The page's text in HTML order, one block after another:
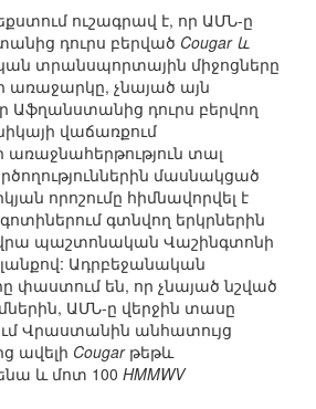
ուշագրավ է, որ ԱՄՆ-ը
դուրս բերված Cougar և
տրանսպորտային միջոցները
առաջարկը, չնայած այն
Աֆղանստանից դուրս բերվող
վաճառքում
տալ
մասնակցած
որոշումը հիմնավորվել է
գտնվող երկրներին
վրա պաշտոնական Վաշինգտոնի
Ադրբեջանական
փաստում են, որ չնայած նշված
ԱՄՆ-ը վերջին տասը
Վրաստանին անհատույց
ավելի Cougarթեթև
և մոտ 100 HMMWV